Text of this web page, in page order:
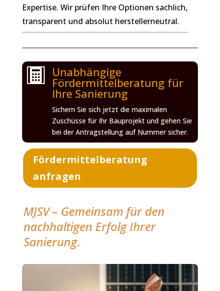
Expertise. Wir prüfen Ihre Optionen sachlich,
transparent und absolut herstellerneutral.
 Unabhängige
Fördermittelberatung für
Ihre Sanierung
Sichern Sie sich jetzt die maximalen
Zuschüsse für Ihr Bauprojekt und gehen Sie
bei der Antragstellung auf Nummer sicher.
Fördermittelberatung
anfragen
MJSV – Gemeinsam für den
nachhaltigen Erfolg Ihrer
Sanierung.